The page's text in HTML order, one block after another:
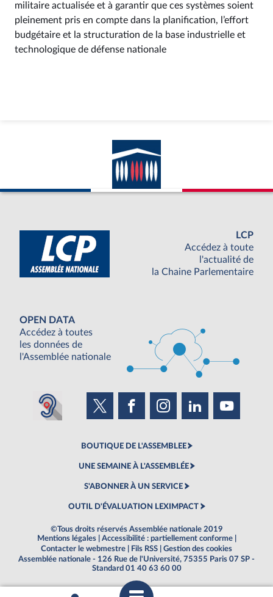
militaire actualisée et à garantir que ces systèmes soient
pleinement pris en compte dans la planification, l’effort
budgétaire et la structuration de la base industrielle et
technologique de défense nationale
LCP
Accédez à toute
l'actualité de
la Chaine Parlementaire
OPEN DATA
Accédez à toutes
les données de
l'Assemblée nationale
BOUTIQUE DE L'ASSEMBLEE
UNE SEMAINE À L'ASSEMBLÉE
S'ABONNER À UN SERVICE
OUTIL D'ÉVALUATION LEXIMPACT
©Tous droits réservés Assemblée nationale 2019
Mentions légales
Accessibilité : partiellement conforme
Contacter le webmestre
Fils RSS
Gestion des cookies
Assemblée nationale - 126 Rue de l'Université, 75355 Paris 07 SP -
Standard 01 40 63 60 00